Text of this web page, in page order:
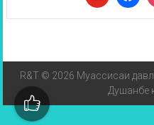
R&T © 2026 Муассисаи
Душанбе